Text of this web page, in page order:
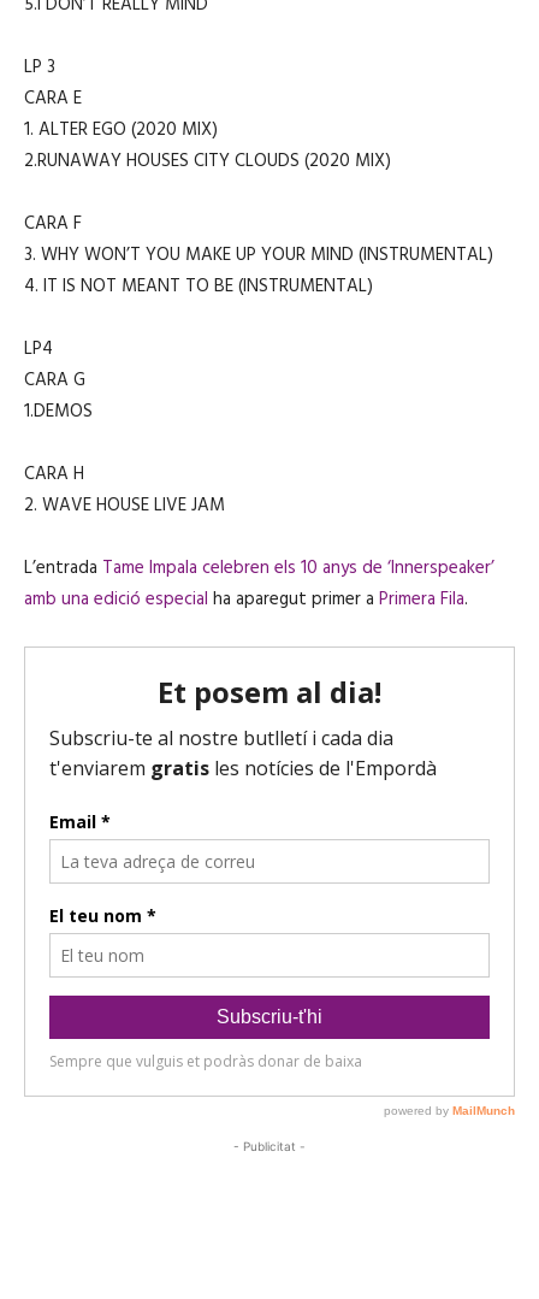
LP 3
CARA E
1. ALTER EGO (2020 MIX)
2.RUNAWAY HOUSES CITY CLOUDS (2020 MIX)
CARA F
3. WHY WON’T YOU MAKE UP YOUR MIND (INSTRUMENTAL)
4. IT IS NOT MEANT TO BE (INSTRUMENTAL)
LP4
CARA G
1.DEMOS
CARA H
2. WAVE HOUSE LIVE JAM
L’entrada Tame Impala celebren els 10 anys de ‘Innerspeaker’
amb una edició especial ha aparegut primer a Primera Fila.
- Publicitat -